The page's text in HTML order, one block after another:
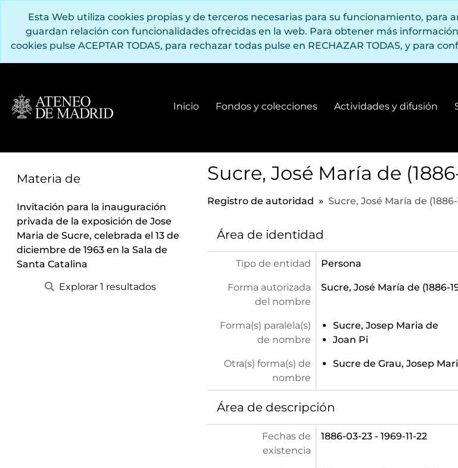
Esta Web utiliza cookies propias y de terceros necesarias para su funcionamiento, para
guardan relación con funcionalidades ofrecidas en la web. Para obtener más
cookies pulse ACEPTAR TODAS, para rechazar todas pulse en RECHAZAR TODAS, y para
Inicio Fondos y colecciones
Fondos y colecciones
Actividades y difusión
Actividades y
Materia de
Invitación para la inauguración
privada de la exposición de Jose
Maria de Sucre, celebrada el 13 de
diciembre de 1963 en la Sala de
Santa Catalina
Explorar 1 resultados
Sucre, José María de
Registro de autoridad Sucre, José María de (1886-
Área de identidad
Tipo de entidad Persona
Forma autorizada
del nombre
Sucre, José María de (1886-
Forma(s) paralela(s)
de nombre
Sucre, Josep Maria de
Joan Pi
Otra(s) forma(s) de
nombre
Sucre de Grau, Josep
Área de descripción
Fechas de
existencia
1886-03-23 - 1969-11-22